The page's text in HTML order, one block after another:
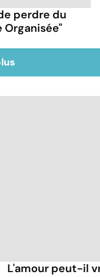
perdre du
Organisée"
L'amour peut-il